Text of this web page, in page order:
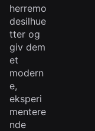
herremo
desilhue
tter og
giv dem
et
modern
e,
eksperi
mentere
nde